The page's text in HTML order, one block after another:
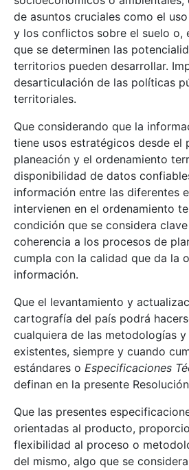
de asuntos cruciales como el
y los conflictos sobre el suelo o,
que se determinen las
territorios pueden desarrollar.
desarticulación de las políticas
territoriales.
Que considerando que la
tiene usos estratégicos desde el
planeación y el ordenamiento
disponibilidad de datos
información entre las diferentes
intervienen en el ordenamiento
condición que se considera
coherencia a los procesos de
cumpla con la calidad que da la
información.
Que el levantamiento y
cartografía del país podrá
cualquiera de las metodologías
existentes, siempre y cuando
estándares o Especificaciones
definan en la presente
Que las presentes
orientadas al producto,
flexibilidad al proceso o
del mismo, algo que se